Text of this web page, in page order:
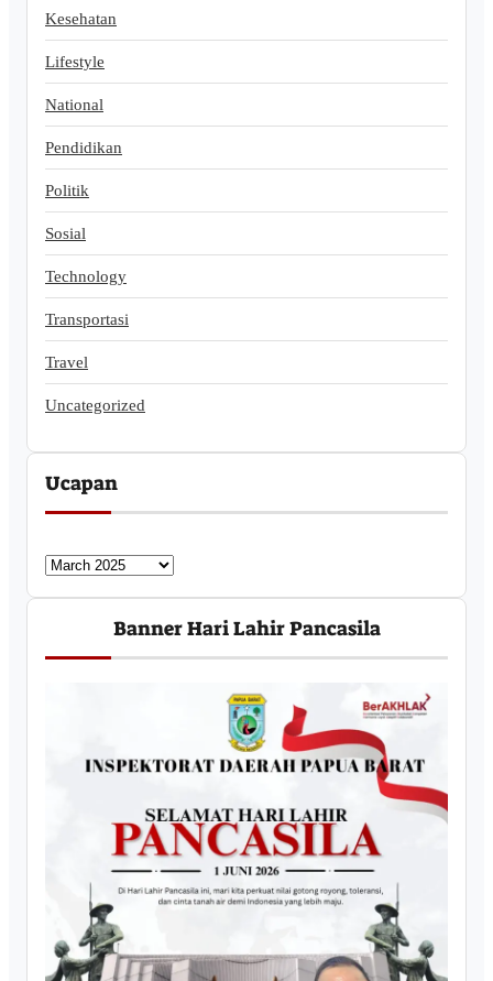
Kesehatan
Lifestyle
National
Pendidikan
Politik
Sosial
Technology
Transportasi
Travel
Uncategorized
Ucapan
U
c
a
Banner Hari Lahir Pancasila